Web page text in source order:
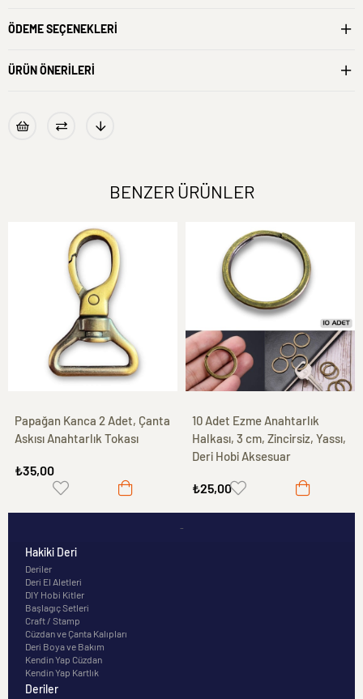
ÖDEME SEÇENEKLERI
ÜRÜN ÖNERILERI
BENZER ÜRÜNLER
Papağan Kanca 2 Adet, Çanta
Askısı Anahtarlık Tokası
₺35,00
10 Adet Ezme Anahtarlık
Halkası, 3 cm, Zincirsiz, Yassı,
Deri Hobi Aksesuar
₺25,00
-
Hakiki Deri
Deriler
Deri El Aletleri
DIY Hobi Kitler
Başlagıç Setleri
Craft / Stamp
Cüzdan ve Çanta Kalıpları
Deri Boya ve Bakım
Kendin Yap Cüzdan
Kendin Yap Kartlık
Deriler